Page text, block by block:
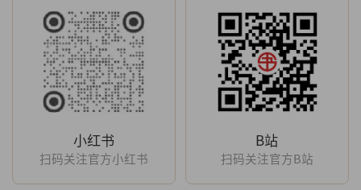
小红书
扫码关注官方小红书
B站
扫码关注官方B站